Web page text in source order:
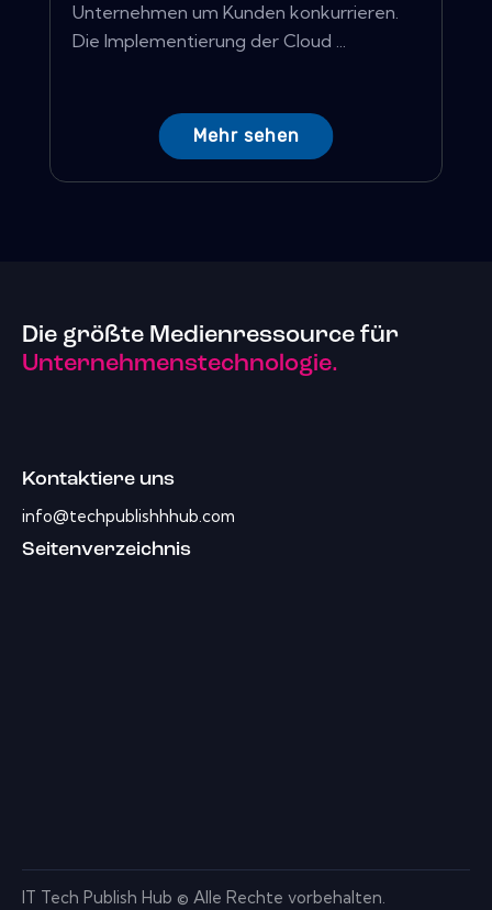
Unternehmen um Kunden konkurrieren.
Die Implementierung der Cloud ...
Mehr sehen
Die größte Medienressource für
Unternehmenstechnologie.
Kontaktiere uns
info@techpublishhhub.com
Seitenverzeichnis
IT Tech Publish Hub © Alle Rechte vorbehalten.